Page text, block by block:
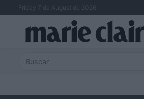
Friday 7 de August de 2026